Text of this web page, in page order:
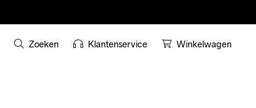
Zoeken Klantenservice Winkelwagen